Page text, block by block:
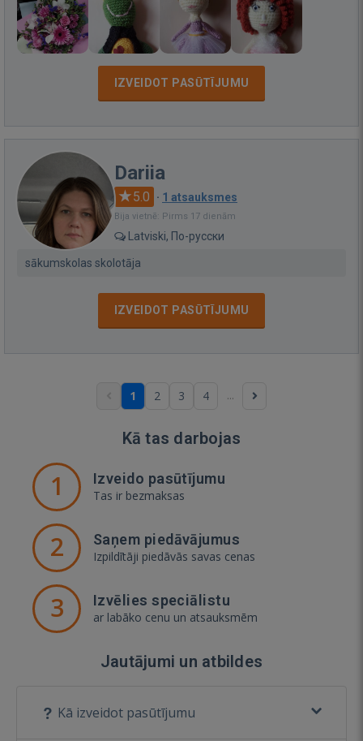
IZVEIDOT PASŪTĪJUMU
Dariia
5.0 · 1 atsauksmes
Bija vietnē: Pirms 17 dienām
Latviski, По-русски
sākumskolas skolotāja
IZVEIDOT PASŪTĪJUMU
1 2 3 4 ...
Kā tas darbojas
1 Izveido pasūtījumu
Tas ir bezmaksas
2 Saņem piedāvājumus
Izpildītāji piedāvās savas cenas
3 Izvēlies speciālistu
ar labāko cenu un atsauksmēm
Jautājumi un atbildes
Kā izveidot pasūtījumu